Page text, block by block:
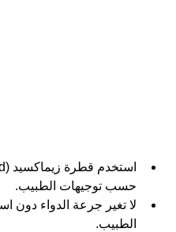
حسب توجيهات الطبيب.
لا تغير جرعة الدواء دون
الطبيب.